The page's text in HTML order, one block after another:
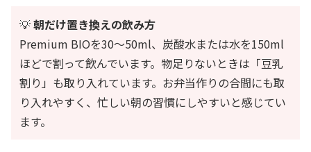
💡朝だけ置き換えの飲み方
Premium BIOを30〜50ml、炭酸水または水を150ml
ほどで割って飲んでいます。物足りないときは「豆乳
割り」も取り入れています。お弁当作りの合間にも取
り入れやすく、忙しい朝の習慣にしやすいと感じてい
ます。